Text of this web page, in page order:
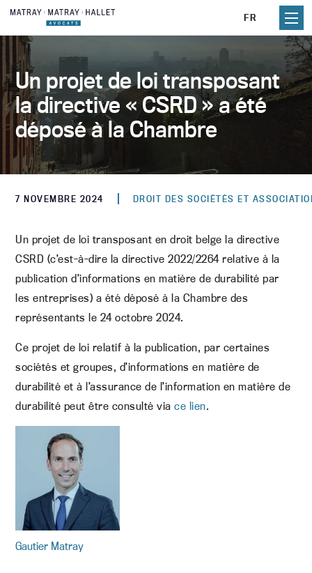
Aller
contenu
FR
Un projet de loi transposant
la directive « CSRD » a été
déposé à la Chambre
7 NOVEMBRE 2024 DROIT DES SOCIÉTÉS ET
Un projet de loi transposant en droit belge la directive
CSRD (c’est-à-dire la directive 2022/2264 relative à la
publication d’informations en matière de durabilité par
les entreprises) a été déposé à la Chambre des
représentants le 24 octobre 2024.
Ce projet de loi relatif à la publication, par certaines
sociétés et groupes, d’informations en matière de
durabilité et à l’assurance de l’information en matière de
durabilité peut être consulté viace lien.
Gautier Matray